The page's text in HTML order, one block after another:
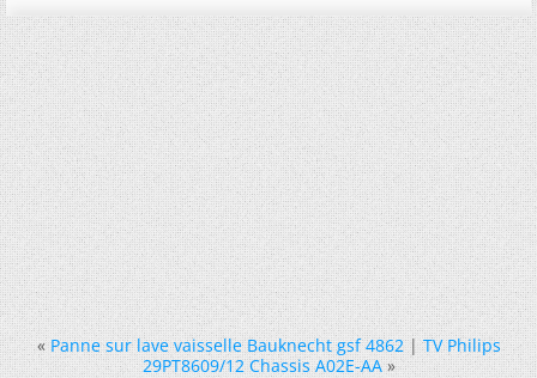
« Panne sur lave vaisselle Bauknecht gsf 4862|TV Philips
29PT8609/12 Chassis A02E-AA »